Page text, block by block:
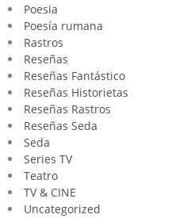
Poesia
Poesía rumana
Rastros
Reseñas
Reseñas Fantástico
Reseñas Historietas
Reseñas Rastros
Reseñas Seda
Seda
Series TV
Teatro
TV & CINE
Uncategorized